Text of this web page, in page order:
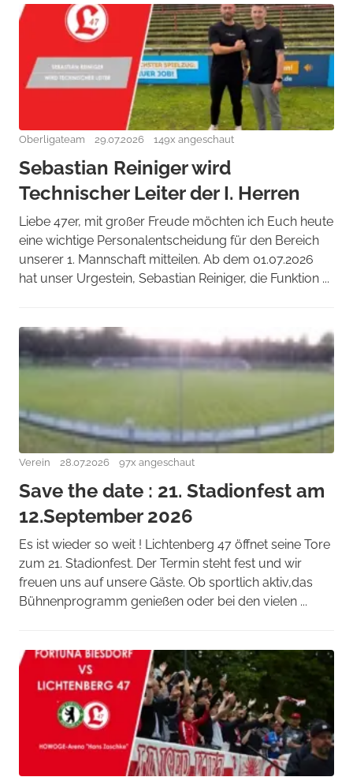
Oberligateam 29.07.2026 149x angeschaut
Sebastian Reiniger wird
Technischer Leiter der I. Herren
Liebe 47er, mit großer Freude möchten ich Euch heute
eine wichtige Personalentscheidung für den Bereich
unserer 1. Mannschaft mitteilen. Ab dem 01.07.2026
hat unser Urgestein, Sebastian Reiniger, die Funktion ...
Verein 28.07.2026 97x angeschaut
Save the date : 21. Stadionfest am
12.September 2026
Es ist wieder so weit ! Lichtenberg 47 öffnet seine Tore
zum 21. Stadionfest. Der Termin steht fest und wir
freuen uns auf unsere Gäste. Ob sportlich aktiv,das
Bühnenprogramm genießen oder bei den vielen ...